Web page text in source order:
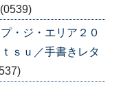
(0539)
・ジ・エリア２０
ｓｕ／手書きレタ